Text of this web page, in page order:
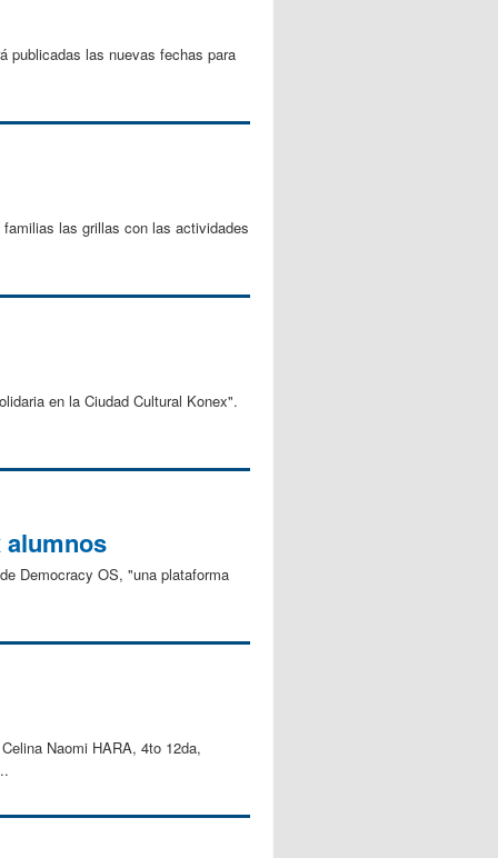
publicadas las nuevas fechas para
las grillas con las actividades
en la Ciudad Cultural Konex".
alumnos
Democracy OS, "una plataforma
Naomi HARA, 4to 12da,